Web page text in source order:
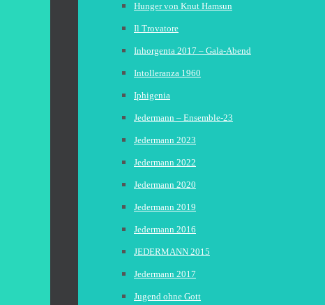
Hunger von Knut Hamsun
Il Trovatore
Inhorgenta 2017 – Gala-Abend
Intolleranza 1960
Iphigenia
Jedermann – Ensemble-23
Jedermann 2023
Jedermann 2022
Jedermann 2020
Jedermann 2019
Jedermann 2016
JEDERMANN 2015
Jedermann 2017
Jugend ohne Gott